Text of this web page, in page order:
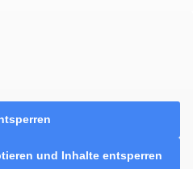
und Inhalte entsperren